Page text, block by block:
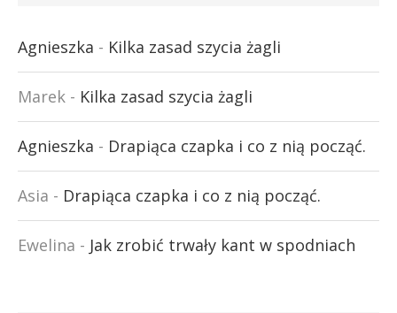
Agnieszka - Kilka zasad szycia żagli
Marek - Kilka zasad szycia żagli
Agnieszka - Drapiąca czapka i co z nią począć.
Asia - Drapiąca czapka i co z nią począć.
Ewelina - Jak zrobić trwały kant w spodniach